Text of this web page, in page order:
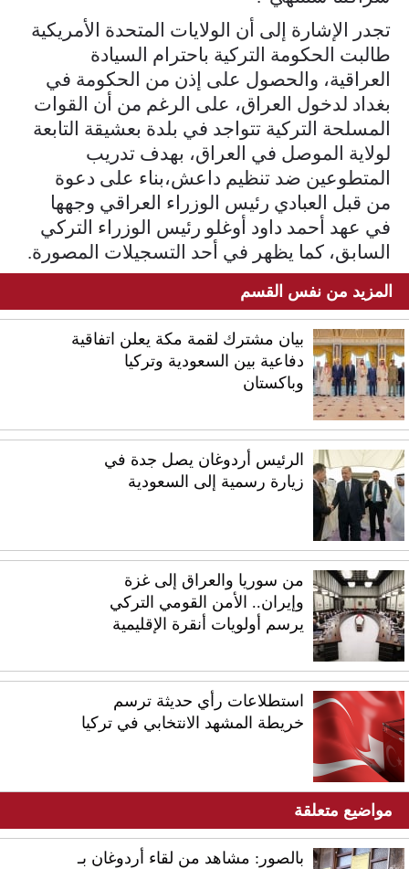
تجدر الإشارة إلى أن الولايات المتحدة الأمريكية
طالبت الحكومة التركية باحترام السيادة
العراقية، والحصول على إذن من الحكومة في
بغداد لدخول العراق، على الرغم من أن القوات
المسلحة التركية تتواجد في بلدة بعشيقة التابعة
لولاية الموصل في العراق، بهدف تدريب
المتطوعين ضد تنظيم داعش،بناء على دعوة
من قبل العبادي رئيس الوزراء العراقي وجهها
في عهد أحمد داود أوغلو رئيس الوزراء التركي
السابق، كما يظهر في أحد التسجيلات المصورة.
المزيد من نفس القسم
بيان مشترك لقمة مكة يعلن اتفاقية
دفاعية بين السعودية وتركيا
وباكستان
الرئيس أردوغان يصل جدة في
زيارة رسمية إلى السعودية
من سوريا والعراق إلى غزة
وإيران.. الأمن القومي التركي
يرسم أولويات أنقرة الإقليمية
استطلاعات رأي حديثة ترسم
خريطة المشهد الانتخابي في تركيا
مواضيع متعلقة
بالصور: مشاهد من لقاء أردوغان بـ